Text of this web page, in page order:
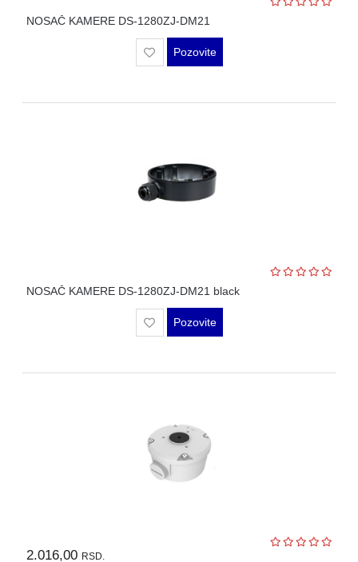
NOSAČ KAMERE DS-1280ZJ-DM21
Pozovite
NOSAČ KAMERE DS-1280ZJ-DM21 black
Pozovite
2.016,00 RSD.